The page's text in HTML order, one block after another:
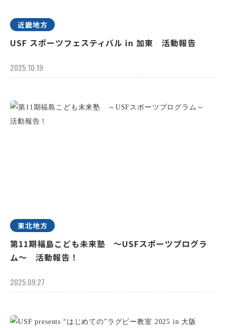
近畿地方
USF スポーツフェスティバル in 加東 活動報告
2025.10.19
東北地方
第11期福島こども未来塾 ～USFスポーツプログラ
ム～ 活動報告！
2025.09.27